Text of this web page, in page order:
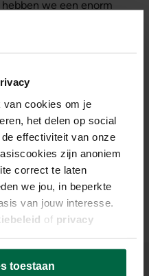
van cookies om je
het delen op social
effectiviteit van onze
zijn anoniem
correct te laten
we jou, in beperkte
van jouw interesse.
of privacy
toestaan
we een enorm
gekwalificeerde
inzet tijdens het grote
de onderlinge band
versterkt.
alles goed voor hen
dat iedereen positieve
terugkijkt op mooie